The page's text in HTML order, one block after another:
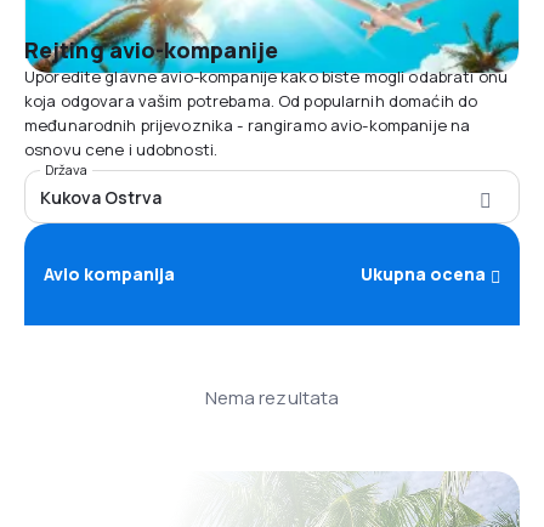
Rejting avio-kompanije
Uporedite glavne avio-kompanije kako biste mogli odabrati onu
koja odgovara vašim potrebama. Od popularnih domaćih do
međunarodnih prijevoznika - rangiramo avio-kompanije na
osnovu cene i udobnosti.
Država
Kukova Ostrva
Avio kompanija Ukupna ocena
Nema rezultata